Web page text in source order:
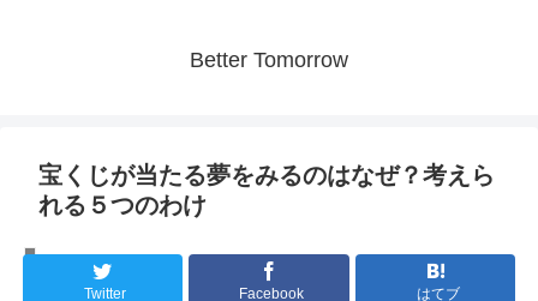
Better Tomorrow
宝くじが当たる夢をみるのはなぜ？考えら
れる５つのわけ
Twitter Facebook はてブ